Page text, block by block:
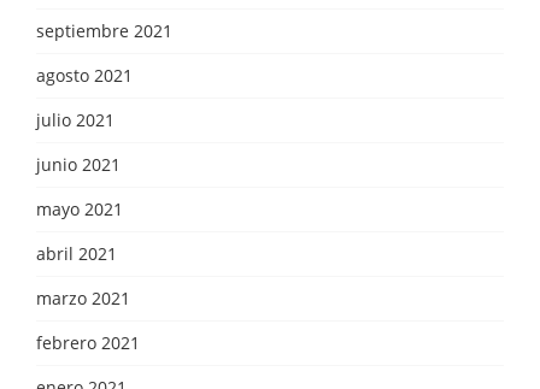
septiembre 2021
agosto 2021
julio 2021
junio 2021
mayo 2021
abril 2021
marzo 2021
febrero 2021